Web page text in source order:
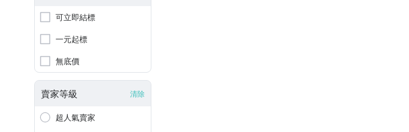
可立即結標
一元起標
無底價
賣家等級 清除
超人氣賣家